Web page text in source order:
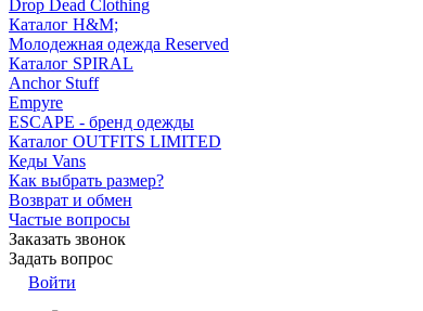
Drop Dead Clothing
Каталог H&M;
Молодежная одежда Reserved
Каталог SPIRAL
Anchor Stuff
Empyre
ESCAPE - бренд одежды
Каталог OUTFITS LIMITED
Кеды Vans
Как выбрать размер?
Возврат и обмен
Частые вопросы
Заказать звонок
Задать вопрос
Войти